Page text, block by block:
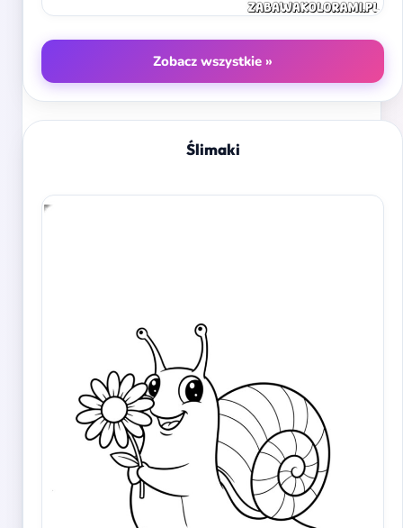
Zobacz wszystkie »
Ślimaki